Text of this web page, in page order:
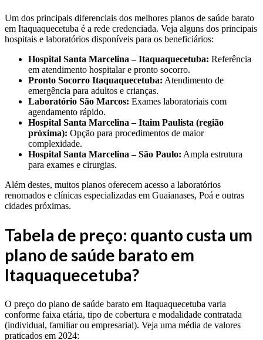
Um dos principais diferenciais dos melhores planos de saúde barato
em Itaquaquecetuba é a rede credenciada. Veja alguns dos principais
hospitais e laboratórios disponíveis para os beneficiários:
Hospital Santa Marcelina – Itaquaquecetuba: Referência
em atendimento hospitalar e pronto socorro.
Pronto Socorro Itaquaquecetuba: Atendimento de
emergência para adultos e crianças.
Laboratório São Marcos: Exames laboratoriais com
agendamento rápido.
Hospital Santa Marcelina – Itaim Paulista (região
próxima): Opção para procedimentos de maior
complexidade.
Hospital Santa Marcelina – São Paulo: Ampla estrutura
para exames e cirurgias.
Além destes, muitos planos oferecem acesso a laboratórios
renomados e clínicas especializadas em Guaianases, Poá e outras
cidades próximas.
Tabela de preço: quanto custa um
plano de saúde barato em
Itaquaquecetuba?
O preço do plano de saúde barato em Itaquaquecetuba varia
conforme faixa etária, tipo de cobertura e modalidade contratada
(individual, familiar ou empresarial). Veja uma média de valores
praticados em 2024: